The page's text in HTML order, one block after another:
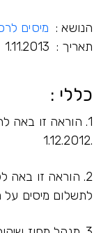
הנושא : מיסים
תאריך : 1.11.2013
כללי :
.1.12.2012
2. הוראה זו באה
לתשלום מיסים על